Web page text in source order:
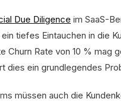
Due Diligence im SaaS-
tiefes Eintauchen in die
Churn Rate von 10 % mag
dies ein grundlegendes
müssen auch die